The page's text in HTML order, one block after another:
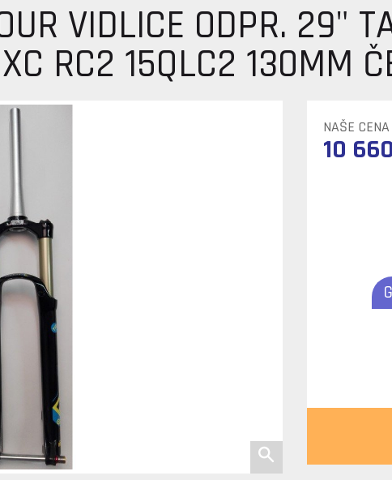
VIDLICE ODPR. 29"
RC2 15QLC2 130MM
NAŠE CENA
10